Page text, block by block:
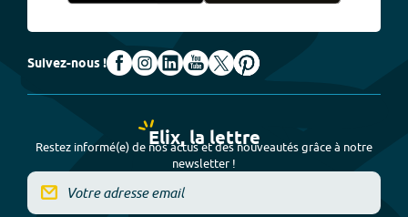
Suivez-nous !
Elix, la lettre
Restez informé(e) de nos actus et des nouveautés grâce à notre
newsletter !